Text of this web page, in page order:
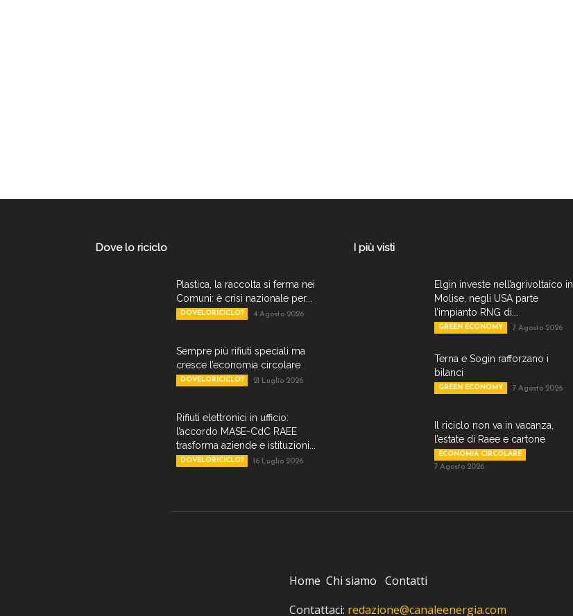
Dove lo riciclo
Plastica, la raccolta si ferma nei
Comuni: è crisi nazionale per...
DOVELORICICLO? 4 Agosto 2026
Sempre più rifiuti speciali ma
cresce l’economia circolare
DOVELORICICLO? 21 Luglio 2026
Rifiuti elettronici in ufficio:
l’accordo MASE-CdC RAEE
trasforma aziende e istituzioni...
DOVELORICICLO? 16 Luglio 2026
I più visti
Elgin investe nell’agrivoltaico in
Molise, negli USA parte
l’impianto RNG di...
GREEN ECONOMY 7 Agosto 2026
Terna e Sogin rafforzano i
bilanci
GREEN ECONOMY 7 Agosto 2026
Il riciclo non va in vacanza,
l’estate di Raee e cartone
ECONOMIA CIRCOLARE
7 Agosto 2026
Home Chi siamo Contatti
Contattaci: redazione@canaleenergia.com